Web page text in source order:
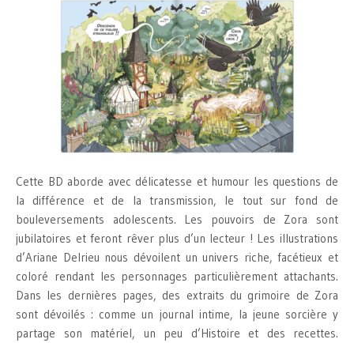
Cette BD aborde avec délicatesse et humour les questions de
la différence et de la transmission, le tout sur fond de
bouleversements adolescents. Les pouvoirs de Zora sont
jubilatoires et feront rêver plus d’un lecteur ! Les illustrations
d’Ariane Delrieu nous dévoilent un univers riche, facétieux et
coloré rendant les personnages particulièrement attachants.
Dans les dernières pages, des extraits du grimoire de Zora
sont dévoilés : comme un journal intime, la jeune sorcière y
partage son matériel, un peu d’Histoire et des recettes.